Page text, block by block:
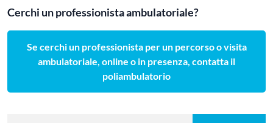
Cerchi un professionista ambulatoriale?
Se cerchi un professionista per un percorso o visita
ambulatoriale, online o in presenza, contatta il
poliambulatorio